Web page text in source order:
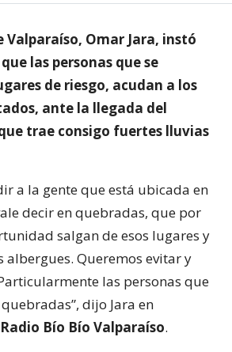
Valparaíso, Omar Jara, instó
las personas que se
de riesgo, acudan a los
ante la llegada del
trae consigo fuertes lluvias
a la gente que está ubicada en
decir en quebradas, que por
salgan de esos lugares y
albergues. Queremos evitar y
las personas que
dijo Jara en
Radio Bío Bío Valparaíso.